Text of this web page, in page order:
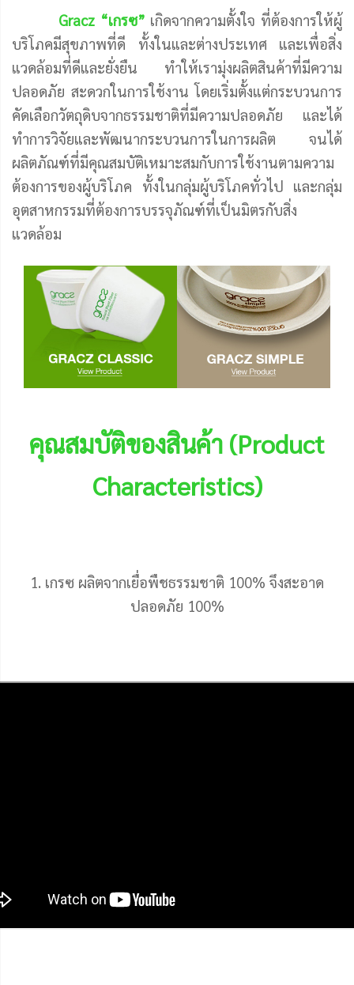
Gracz “เกรซ” เกิดจากความตั้งใจ ที่ต้องการให้ผู้
บริโภคมีสุขภาพที่ดี ทั้งในและต่างประเทศ และเพื่อสิ่ง
แวดล้อมที่ดีและยั่งยืน ทําให้เรามุ่งผลิตสินค้าที่มีความ
ปลอดภัย สะดวกในการใช้งาน โดยเริ่มตั้งแต่กระบวนการ
คัดเลือกวัตถุดิบจากธรรมชาติที่มีความปลอดภัย และได้
ทําการวิจัยและพัฒนากระบวนการในการผลิต จนได้
ผลิตภัณฑ์ที่มีคุณสมบัติเหมาะสมกับการใช้งานตามความ
ต้องการของผู้บริโภค ทั้งในกลุ่มผู้บริโภคทั่วไป และกลุ่ม
อุตสาหกรรมที่ต้องการบรรจุภัณฑ์ที่เป็นมิตรกับสิ่ง
แวดล้อม
คุณสมบัติของสินค้า (Product
Characteristics)
1. เกรซ ผลิตจากเยื่อพืชธรรมชาติ 100% จึงสะอาด
ปลอดภัย 100%